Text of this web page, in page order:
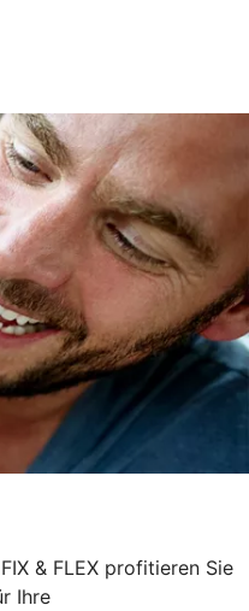
& FLEX profitieren Sie
Ihre